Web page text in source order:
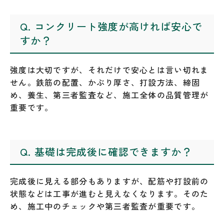
Q. コンクリート強度が高ければ安心で
すか？
強度は大切ですが、それだけで安心とは言い切れま
せん。鉄筋の配置、かぶり厚さ、打設方法、締固
め、養生、第三者監査など、施工全体の品質管理が
重要です。
Q. 基礎は完成後に確認できますか？
完成後に見える部分もありますが、配筋や打設前の
状態などは工事が進むと見えなくなります。そのた
め、施工中のチェックや第三者監査が重要です。